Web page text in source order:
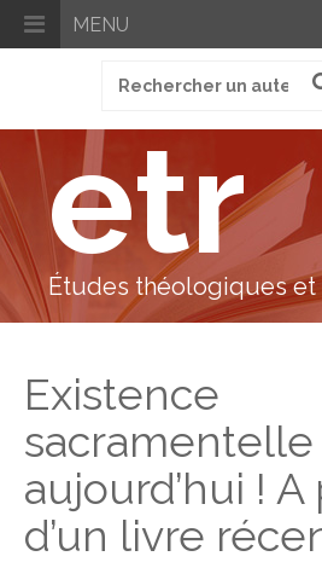
MENU
pour
etr
Études théologiques
Existence
sacramentelle
aujourd’hui !
d’un livre